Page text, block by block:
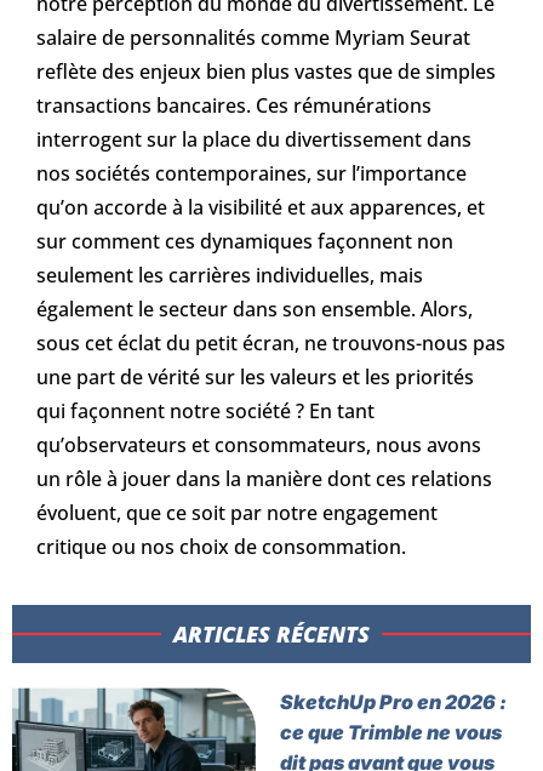
salaire de personnalités comme Myriam Seurat
reflète des enjeux bien plus vastes que de simples
transactions bancaires. Ces rémunérations
interrogent sur la place du divertissement dans
nos sociétés contemporaines, sur l’importance
qu’on accorde à la visibilité et aux apparences, et
sur comment ces dynamiques façonnent non
seulement les carrières individuelles, mais
également le secteur dans son ensemble. Alors,
sous cet éclat du petit écran, ne trouvons-nous pas
une part de vérité sur les valeurs et les priorités
qui façonnent notre société ? En tant
qu’observateurs et consommateurs, nous avons
un rôle à jouer dans la manière dont ces relations
évoluent, que ce soit par notre engagement
critique ou nos choix de consommation.
ARTICLES RÉCENTS​
SketchUp Pro en 2026 :
ce que Trimble ne vous
dit pas avant que vous